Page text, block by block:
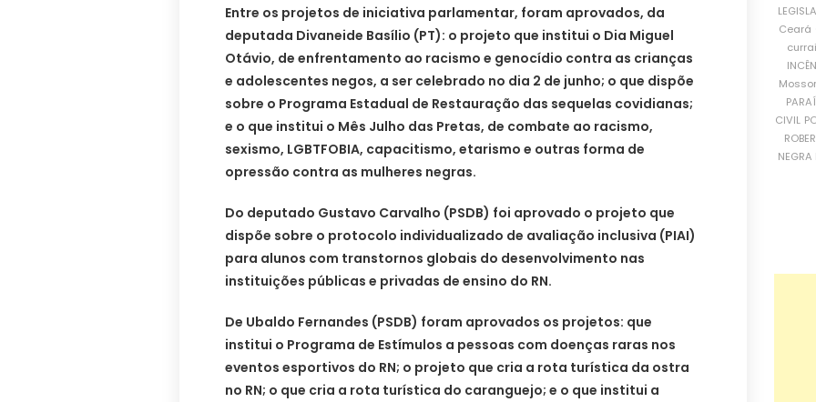
Entre os projetos de iniciativa parlamentar, foram aprovados, da
deputada Divaneide Basílio (PT): o projeto que institui o Dia Miguel
Otávio, de enfrentamento ao racismo e genocídio contra as crianças
e adolescentes negos, a ser celebrado no dia 2 de junho; o que dispõe
sobre o Programa Estadual de Restauração das sequelas covidianas;
e o que institui o Mês Julho das Pretas, de combate ao racismo,
sexismo, LGBTFOBIA, capacitismo, etarismo e outras forma de
opressão contra as mulheres negras.
Do deputado Gustavo Carvalho (PSDB) foi aprovado o projeto que
dispõe sobre o protocolo individualizado de avaliação inclusiva (PIAI)
para alunos com transtornos globais do desenvolvimento nas
instituições públicas e privadas de ensino do RN.
De Ubaldo Fernandes (PSDB) foram aprovados os projetos: que
institui o Programa de Estímulos a pessoas com doenças raras nos
eventos esportivos do RN; o projeto que cria a rota turística da ostra
no RN; o que cria a rota turística do caranguejo; e o que institui a
Ceará
CIVIL
NEGRA